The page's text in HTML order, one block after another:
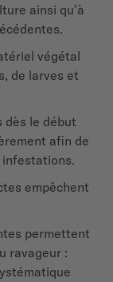
ainsi qu'à
végétal
de larves et
dès le début
afin de
empêchent
permettent
ravageur :